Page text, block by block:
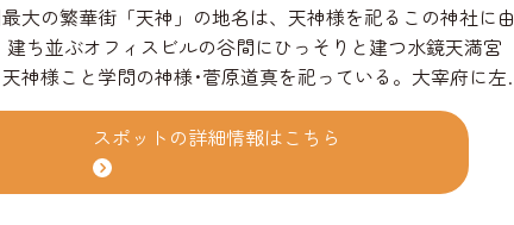
大の繁華街「天神」の地名は、天神様を祀るこの神社に由
神様こと学問の神様･菅原道真を祀っている。大宰府に左
れた菅原道真が、憔悴した自分の姿を川面に映したことから
がついたと言われている。当初は今泉にあったものを、江
初期に初代福岡藩主･黒田長政が、福岡城の鬼門にあたる
地に東の鎮守として移した。
スポットの詳細情報はこちら